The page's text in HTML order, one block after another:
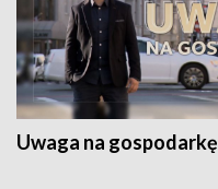
Uwaga na gospodarkę